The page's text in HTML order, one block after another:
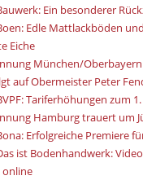
Ein besonderer
Edle Mattlackböden und
Eiche
München/
auf Obermeister Peter
Tariferhöhungen zum
Hamburg trauert um
Erfolgreiche Premiere
ist Bodenhandwerk:
online